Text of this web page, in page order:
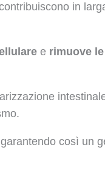
in
e rimuove
così un